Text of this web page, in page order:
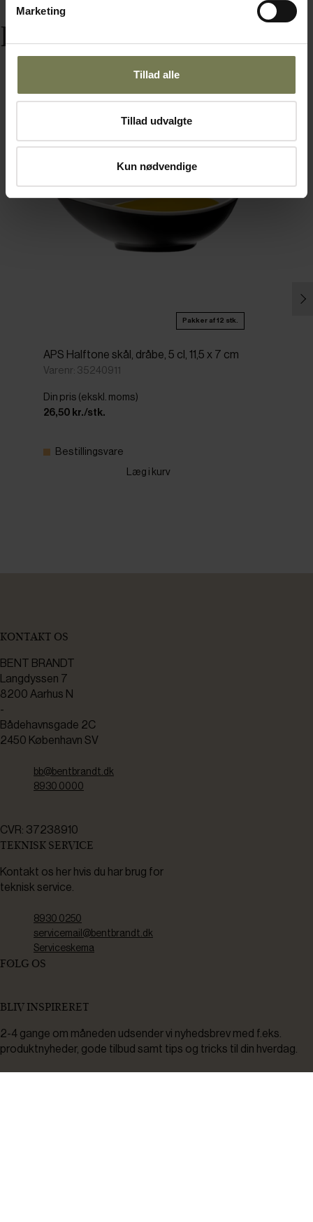
Marketing
Tillad alle
Tillad udvalgte
Kun nødvendige
Relaterede varer
Pakker af 12 stk.
APS Halftone skål, dråbe, 5 cl, 11,5 x 7 cm
Varenr: 35240911
Din pris (ekskl. moms)
26,50 kr./stk.
Bestillingsvare
Læg i kurv
KONTAKT OS
BENT BRANDT
Langdyssen 7
8200 Aarhus N
-
Bådehavnsgade 2C
2450 København SV
bb@bentbrandt.dk
8930 0000
CVR: 37238910
TEKNISK SERVICE
Kontakt os her hvis du har brug for
teknisk service.
8930 0250
servicemail@bentbrandt.dk
Serviceskema
FØLG OS
BLIV INSPIRERET
2-4 gange om måneden udsender vi nyhedsbrev med f.eks.
produktnyheder, gode tilbud samt tips og tricks til din hverdag.